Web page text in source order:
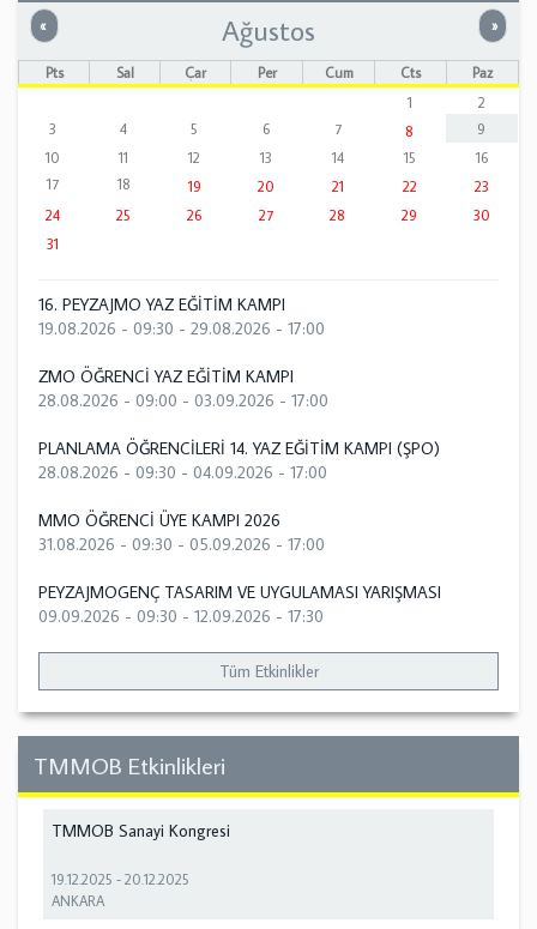
« Önceki »
Ağustos
Pts Sal Çar Per Cum Cts
Paz
1
2
3
4 5 6 7 8
9
10
11 12 13 14 15
16
17
18 19 20 21 22
23
24
25 26 27 28 29
30
31
16. PEYZAJMO YAZ EĞİTİM KAMPI
19.08.2026 - 09:30 - 29.08.2026 - 17:00
ZMO ÖĞRENCİ YAZ EĞİTİM KAMPI
28.08.2026 - 09:00 - 03.09.2026 - 17:00
PLANLAMA ÖĞRENCİLERİ 14. YAZ EĞİTİM KAMPI (ŞPO)
28.08.2026 - 09:30 - 04.09.2026 - 17:00
MMO ÖĞRENCİ ÜYE KAMPI 2026
31.08.2026 - 09:30 - 05.09.2026 - 17:00
PEYZAJMOGENÇ TASARIM VE UYGULAMASI YARIŞMASI
09.09.2026 - 09:30 - 12.09.2026 - 17:30
Tüm Etkinlikler
TMMOB Etkinlikleri
TMMOB Sanayi Kongresi
19.12.2025 -20.12.2025
ANKARA